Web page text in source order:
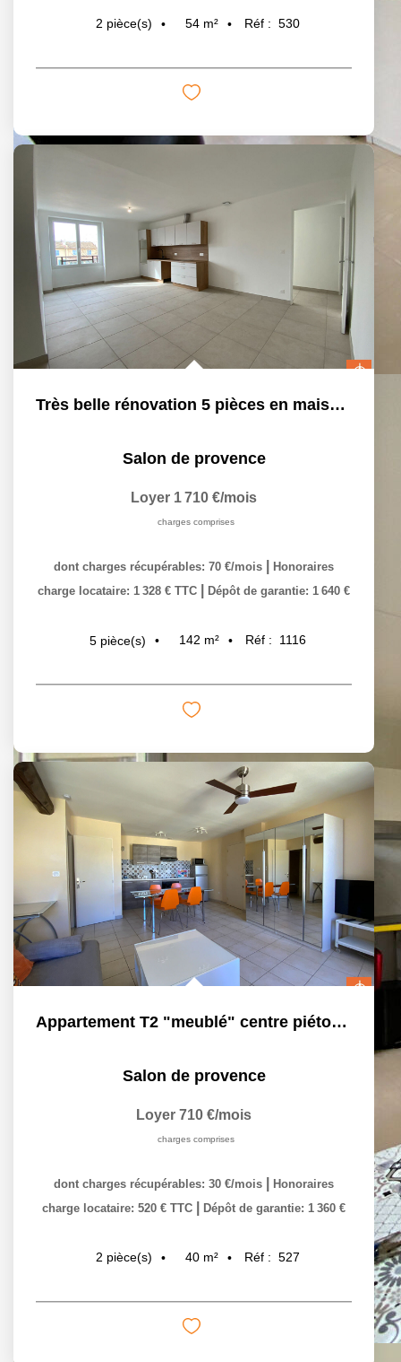
2 pièce(s) 54 m² Réf : 530
Très belle rénovation 5 pièces en maison de ville, centre...
Salon de provence
Loyer 1 710 €/mois
charges comprises
dont charges récupérables: 70 €/mois
Honoraires
charge locataire: 1 328 € TTC
Dépôt de garantie: 1 640 €
5 pièce(s) 142 m² Réf : 1116
Appartement T2 "meublé" centre piéton SALON-DE-PROVENCE
Salon de provence
Loyer 710 €/mois
charges comprises
dont charges récupérables: 30 €/mois
Honoraires
charge locataire: 520 € TTC
Dépôt de garantie: 1 360 €
2 pièce(s) 40 m² Réf : 527